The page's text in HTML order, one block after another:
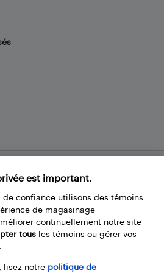
YouTube
est important.
de confiance utilisons des témoins
de magasinage
continuellement notre site
tous les témoins ou gérer vos
lisez notre politique de